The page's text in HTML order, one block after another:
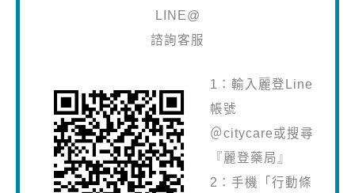
LINE@
諮詢客服
1：輸入麗登Line
帳號
＠citycare或搜尋
『麗登藥局』
2：手機「行動條